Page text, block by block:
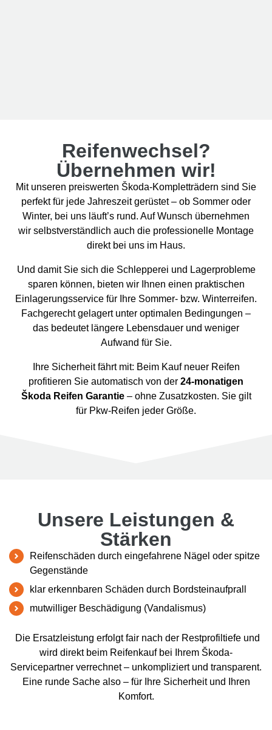
Reifenwechsel?
Übernehmen wir!
Mit unseren preiswerten Škoda-Kompletträdern sind Sie
perfekt für jede Jahreszeit gerüstet – ob Sommer oder
Winter, bei uns läuft’s rund. Auf Wunsch übernehmen
wir selbstverständlich auch die professionelle Montage
direkt bei uns im Haus.
Und damit Sie sich die Schlepperei und Lagerprobleme
sparen können, bieten wir Ihnen einen praktischen
Einlagerungsservice für Ihre Sommer- bzw. Winterreifen.
Fachgerecht gelagert unter optimalen Bedingungen –
das bedeutet längere Lebensdauer und weniger
Aufwand für Sie.
Ihre Sicherheit fährt mit: Beim Kauf neuer Reifen
profitieren Sie automatisch von der 24-monatigen
Škoda Reifen Garantie– ohne Zusatzkosten. Sie gilt
für Pkw-Reifen jeder Größe.
Unsere Leistungen &
Stärken
Reifenschäden durch eingefahrene Nägel oder spitze
Gegenstände
klar erkennbaren Schäden durch Bordsteinaufprall
mutwilliger Beschädigung (Vandalismus)
Die Ersatzleistung erfolgt fair nach der Restprofiltiefe und
wird direkt beim Reifenkauf bei Ihrem Škoda-
Servicepartner verrechnet – unkompliziert und transparent.
Eine runde Sache also – für Ihre Sicherheit und Ihren
Komfort.